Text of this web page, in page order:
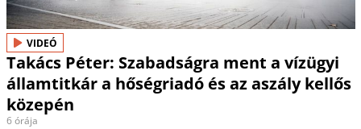
VIDEÓ
Takács Péter: Szabadságra ment a vízügyi
államtitkár a hőségriadó és az aszály kellős
közepén
6 órája